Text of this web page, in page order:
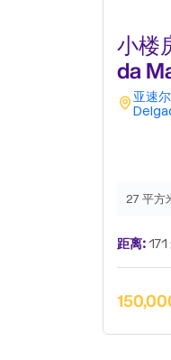
小楼
da
亚速
27 平方
距离:171